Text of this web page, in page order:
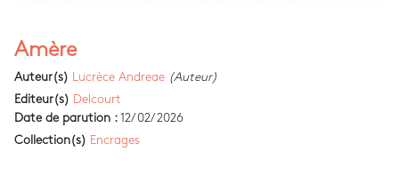
Amère
Auteur(s) Lucrèce Andreae (Auteur)
Editeur(s)
Delcourt
Date de parution : 12/02/2026
Collection(s) Encrages